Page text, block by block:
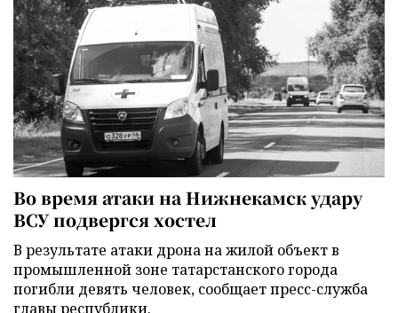
Во время атаки на Нижнекамск удару
ВСУ подвергся хостел
В результате атаки дрона на жилой объект в
промышленной зоне татарстанского города
погибли девять человек, сообщает пресс-служба
главы республики.